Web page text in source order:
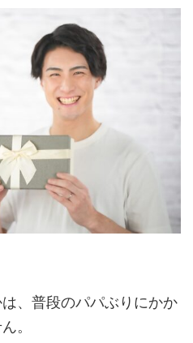
は、普段のパパぶりにかか
。